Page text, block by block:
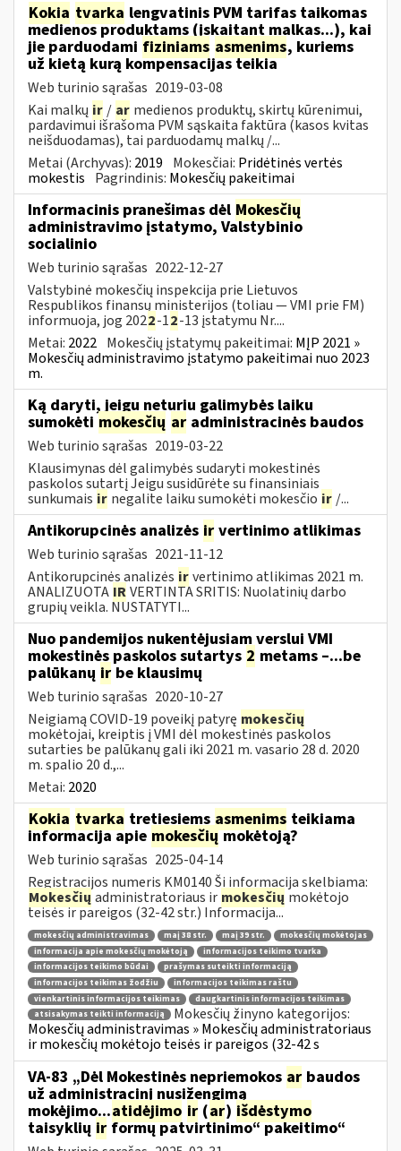
Kokia tvarka lengvatinis PVM tarifas taikomas
medienos produktams (įskaitant malkas...), kai
jie parduodami fiziniams asmenims, kuriems
už kietą kurą kompensacijas teikia
Web turinio sąrašas 2019-03-08
Kai malkų ir / ar medienos produktų, skirtų kūrenimui,
pardavimui išrašoma PVM sąskaita faktūra (kasos kvitas
neišduodamas), tai parduodamų malkų /...
Metai (Archyvas): 2019 Mokesčiai: Pridėtinės vertės
mokestis Pagrindinis: Mokesčių pakeitimai
Informacinis pranešimas dėl Mokesčių
administravimo įstatymo, Valstybinio
socialinio
Web turinio sąrašas 2022-12-27
Valstybinė mokesčių inspekcija prie Lietuvos
Respublikos finansų ministerijos (toliau — VMI prie FM)
informuoja, jog 2022-12-13 įstatymu Nr....
Metai: 2022 Mokesčių įstatymų pakeitimai: MĮP 2021 »
Mokesčių administravimo įstatymo pakeitimai nuo 2023
m.
Ką daryti, jeigu neturiu galimybės laiku
sumokėti mokesčių ar administracinės baudos
Web turinio sąrašas 2019-03-22
Klausimynas dėl galimybės sudaryti mokestinės
paskolos sutartį Jeigu susidūrėte su finansiniais
sunkumais ir negalite laiku sumokėti mokesčio ir /...
Antikorupcinės analizės ir vertinimo atlikimas
Web turinio sąrašas 2021-11-12
Antikorupcinės analizės irvertinimo atlikimas 2021 m.
ANALIZUOTA IRVERTINTA SRITIS: Nuolatinių darbo
grupių veikla. NUSTATYTI...
Nuo pandemijos nukentėjusiam verslui VMI
mokestinės paskolos sutartys 2 metams –...be
palūkanų ir be klausimų
Web turinio sąrašas 2020-10-27
Neigiamą COVID-19 poveikį patyrę mokesčių
mokėtojai, kreiptis į VMI dėl mokestinės paskolos
sutarties be palūkanų gali iki 2021 m. vasario 28 d. 2020
m. spalio 20 d.,...
Metai: 2020
Kokia tvarka tretiesiems asmenims teikiama
informacija apie mokesčiųmokėtoją?
Web turinio sąrašas 2025-04-14
Registracijos numeris KM0140 Ši informacija skelbiama:
Mokesčių administratoriaus ir mokesčių mokėtojo
teisės ir pareigos (32-42 str.) Informacija...
mokesčių administravimas maį 38 str. maį 39 str.
mokesčių mokėtojas
informacija apie mokesčių mokėtoją
informacijos teikimo tvarka
informacijos teikimo būdai
prašymas suteikti informaciją
informacijos teikimas žodžiu
informacijos teikimas raštu
vienkartinis informacijos teikimas
daugkartinis informacijos teikimas
atsisakymas teikti informaciją
Mokesčių žinyno kategorijos:
Mokesčių administravimas » Mokesčių administratoriaus
ir mokesčių mokėtojo teisės ir pareigos (32-42 s
VA-83 „Dėl Mokestinės nepriemokos ar baudos
už administracinį nusižengimą
mokėjimo...atidėjimo ir (ar) išdėstymo
taisyklių ir formų patvirtinimo“ pakeitimo“